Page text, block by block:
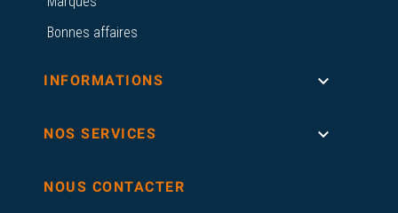
Bonnes affaires
INFORMATIONS 
NOS SERVICES 
NOUS CONTACTER